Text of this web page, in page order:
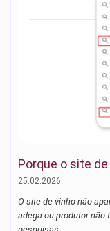
Porque o site
25.02.2026
O site de vinho não
adega ou produtor não